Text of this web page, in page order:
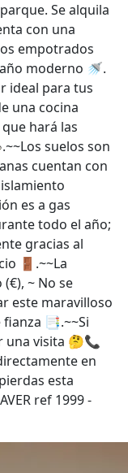
Se alquila
con una
empotrados
moderno 🚿.
ideal para tus
una cocina
hará las
suelos son
cuentan con
es a gas
todo el año;
gracias al
🚪.~~La
~ No se
este maravilloso
📑.~~Si
una visita 🤔📞
en
esta
ref 1999 -